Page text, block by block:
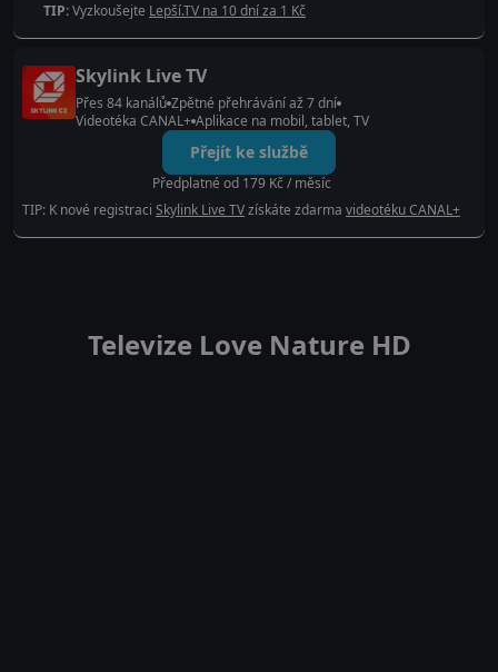
TIP:Vyzkoušejte Lepší.TV na 10 dní za 1 Kč
Skylink Live TV
Přes 84 kanálů Zpětné přehrávání až 7 dní
Videotéka CANAL+ Aplikace na mobil, tablet, TV
Přejít ke službě
Předplatné od 179 Kč / měsíc
TIP: K nové registraci Skylink Live TVzískáte zdarma videotéku CANAL+
Televize Love Nature HD